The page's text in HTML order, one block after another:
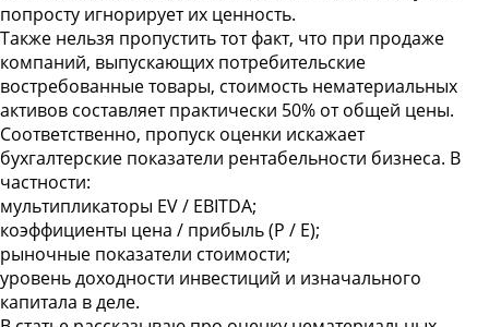
попросту игнорирует их ценность.
Также нельзя пропустить тот факт, что при продаже
компаний, выпускающих потребительские
востребованные товары, стоимость нематериальных
активов составляет практически 50% от общей цены.
Соответственно, пропуск оценки искажает
бухгалтерские показатели рентабельности бизнеса. В
частности:
мультипликаторы EV / EBITDA;
коэффициенты цена / прибыль (P / E);
рыночные показатели стоимости;
уровень доходности инвестиций и изначального
капитала в деле.